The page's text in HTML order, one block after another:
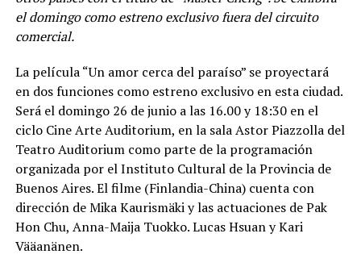
el domingo como estreno exclusivo fuera del circuito
comercial.
La película “Un amor cerca del paraíso” se proyectará
en dos funciones como estreno exclusivo en esta ciudad.
Será el domingo 26 de junio a las 16.00 y 18:30 en el
ciclo Cine Arte Auditorium, en la sala Astor Piazzolla del
Teatro Auditorium como parte de la programación
organizada por el Instituto Cultural de la Provincia de
Buenos Aires. El filme (Finlandia-China) cuenta con
dirección de Mika Kaurismäki y las actuaciones de Pak
Hon Chu, Anna-Maija Tuokko. Lucas Hsuan y Kari
Vääanänen.